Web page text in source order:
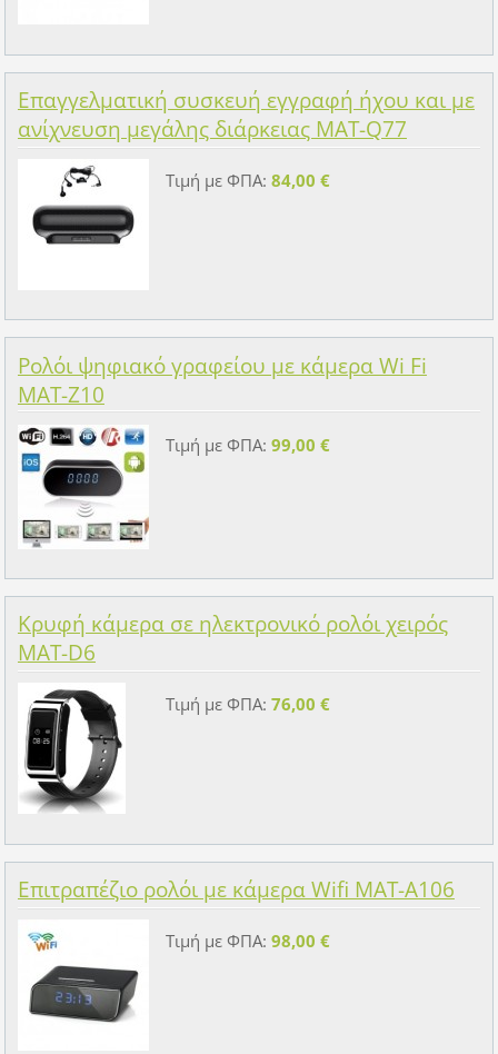
Επαγγελματική συσκευή εγγραφή ήχου και με
ανίχνευση μεγάλης διάρκειας MAT-Q77
Τιμή με ΦΠΑ: 84,00 €
Ρολόι ψηφιακό γραφείου με κάμερα Wi Fi
MAT-Z10
Τιμή με ΦΠΑ: 99,00 €
Κρυφή κάμερα σε ηλεκτρονικό ρολόι χειρός
MAT-D6
Τιμή με ΦΠΑ: 76,00 €
Επιτραπέζιο ρολόι με κάμερα Wifi MAT-A106
Τιμή με ΦΠΑ: 98,00 €